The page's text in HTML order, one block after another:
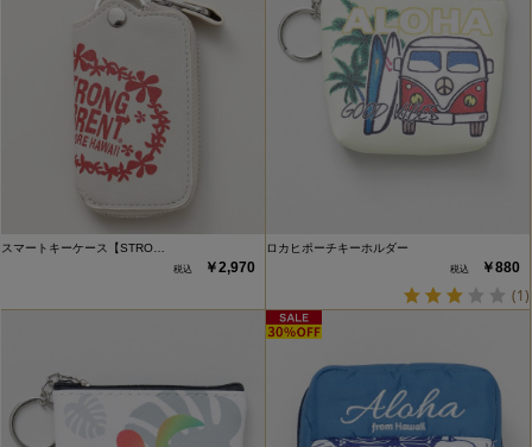
スマートキーケース【STRO…
￥2,970
ロカヒポーチキーホルダー
￥880
(1)